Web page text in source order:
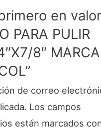
en
PARA PULIR
8″ MARCA
de correo
Los campos
están marcados